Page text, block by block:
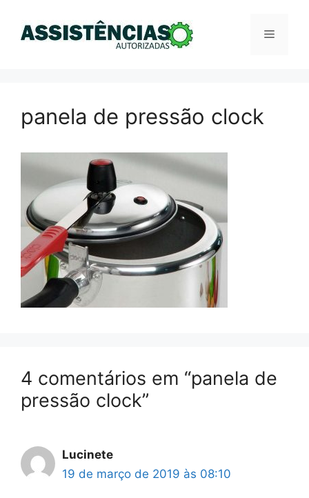
Menu
panela de pressão clock
4 comentários em “panela de
pressão clock”
Lucinete
19 de março de 2019 às 08:10